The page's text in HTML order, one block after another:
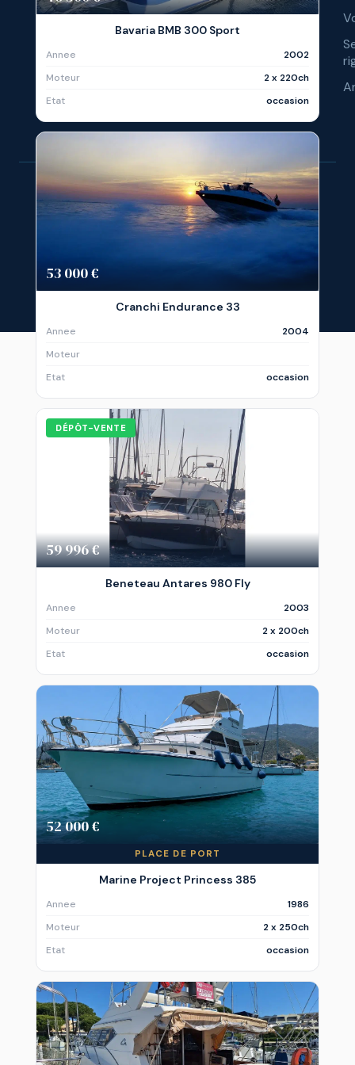
Bavaria BMB 300 Sport
Annee
2002
Moteur
2 x 220ch
Etat
occasion
53 000 €
Cranchi Endurance 33
Annee
2004
Moteur
Etat
occasion
DÉPÔT-VENTE
59 996 €
Beneteau Antares 980 Fly
Annee
2003
Moteur
2 x 200ch
Etat
occasion
52 000 €
PLACE DE PORT
Marine Project Princess 385
Annee
1986
Moteur
2 x 250ch
Etat
occasion